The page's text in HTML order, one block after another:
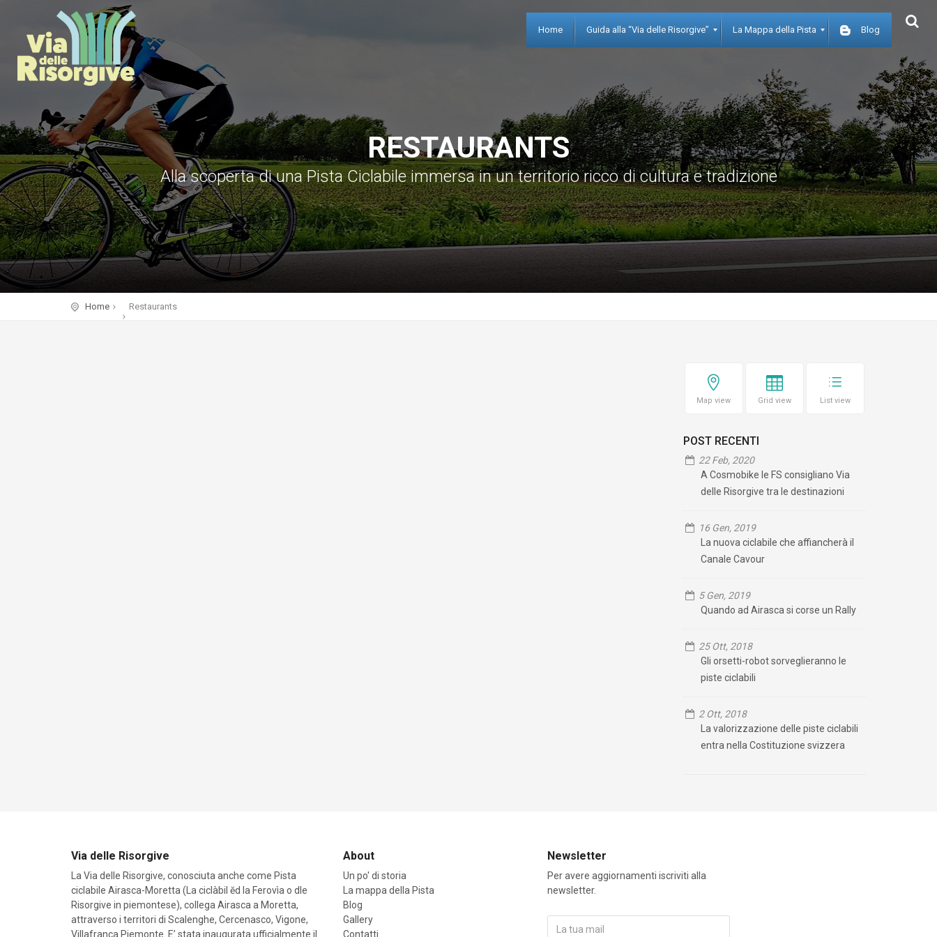
Home Guida alla “Via delle Risorgive” La Mappa della Pista Blog
RESTAURANTS
Alla scoperta di una Pista Ciclabile immersa in un territorio ricco di cultura e tradizione
Home Restaurants
Map view Grid view List view
POST RECENTI
22 Feb, 2020
A Cosmobike le FS consigliano Via
delle Risorgive tra le destinazioni
16 Gen, 2019
La nuova ciclabile che affiancherà il
Canale Cavour
5 Gen, 2019
Quando ad Airasca si corse un Rally
25 Ott, 2018
Gli orsetti-robot sorveglieranno le
piste ciclabili
2 Ott, 2018
La valorizzazione delle piste ciclabili
entra nella Costituzione svizzera
Via delle Risorgive
La Via delle Risorgive, conosciuta anche come Pista
ciclabile Airasca-Moretta (La ciclàbil ĕd la Ferovìa o dle
Risorgive in piemontese), collega Airasca a Moretta,
attraverso i territori di Scalenghe, Cercenasco, Vigone,
Villafranca Piemonte. E’ stata inaugurata ufficialmente il
About
Un po' di storia
La mappa della Pista
Blog
Gallery
Contatti
Newsletter
Per avere aggiornamenti iscriviti alla
newsletter.